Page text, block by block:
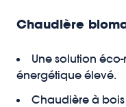
Chaudière
Une solution
énergétique élevé.
Chaudière à